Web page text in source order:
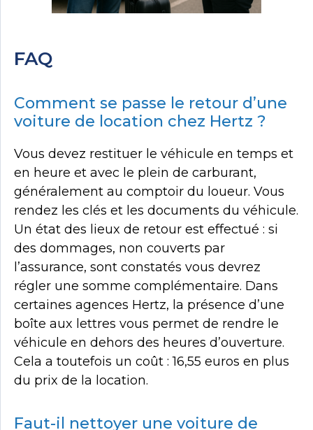
FAQ
Comment se passe le retour d’une
voiture de location chez Hertz ?
Vous devez restituer le véhicule en temps et
en heure et avec le plein de carburant,
généralement au comptoir du loueur. Vous
rendez les clés et les documents du véhicule.
Un état des lieux de retour est effectué : si
des dommages, non couverts par
l’assurance, sont constatés vous devrez
régler une somme complémentaire. Dans
certaines agences Hertz, la présence d’une
boîte aux lettres vous permet de rendre le
véhicule en dehors des heures d’ouverture.
Cela a toutefois un coût : 16,55 euros en plus
du prix de la location.
Faut-il nettoyer une voiture de